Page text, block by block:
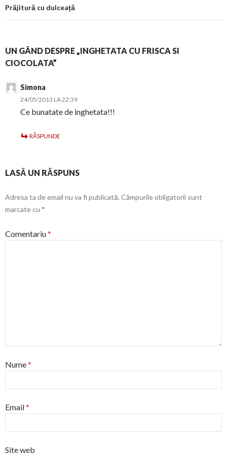
Prăjitură cu dulceață
UN GÂND DESPRE „INGHETATA CU FRISCA SI
CIOCOLATA”
Simona
24/05/2013 LA 22:39
Ce bunatate de inghetata!!!
RĂSPUNDE
LASĂ UN RĂSPUNS
Adresa ta de email nu va fi publicată. Câmpurile obligatorii sunt
marcate cu *
Comentariu*
Nume*
Email*
Site web